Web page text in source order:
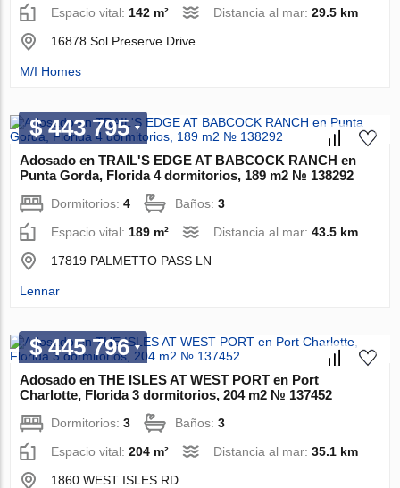
Espacio vital: 142 m² Distancia al mar:29.5 km
16878 Sol Preserve Drive
M/I Homes
$ 443 795
Adosado en TRAIL'S EDGE AT BABCOCK RANCH en
Punta Gorda, Florida 4 dormitorios, 189 m2 № 138292
Dormitorios:4 Baños:3
Espacio vital: 189 m² Distancia al mar:43.5 km
17819 PALMETTO PASS LN
Lennar
$ 445 796
Adosado en THE ISLES AT WEST PORT en Port
Charlotte, Florida 3 dormitorios, 204 m2 № 137452
Dormitorios:3 Baños:3
Espacio vital:204 m² Distancia al mar:35.1 km
1860 WEST ISLES RD